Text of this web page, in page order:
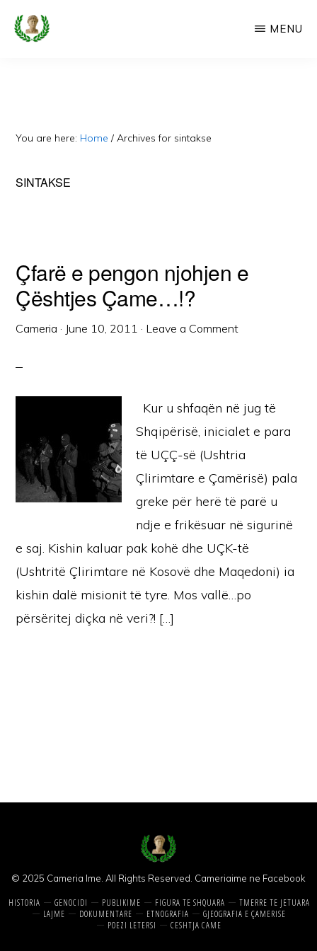
Skip
Faqe
Dedikuar
MENU
You are here: Home / Archives for sintakse
SINTAKSE
Çfarë e pengon njohjen e
Çështjes Çame…!?
Cameria · June 10, 2011 · Leave a Comment
Kur u shfaqën në jug të
Shqipërisë, inicialet e para
të UÇÇ-së (Ushtria
Çlirimtare e Çamërisë) pala
greke për herë të parë u
ndje e frikësuar në sigurinë
e saj. Kishin kaluar pak kohë dhe UÇK-të
(Ushtritë Çlirimtare në Kosovë dhe Maqedoni) ia
kishin dalë misionit të tyre. Mos vallë…po
përsëritej diçka në veri?! […]
© 2025 Cameria Ime. All Rights Reserved. Cameriaime ne Facebook
HISTORIA GENOCIDI PUBLIKIME FIGURA TE SHQUARA
TMERRE TE JETUARA
LAJME
DOKUMENTARE ETNOGRAFIA
GJEOGRAFIA E ÇAMERISE
POEZI LETERSI
CESHTJA CAME